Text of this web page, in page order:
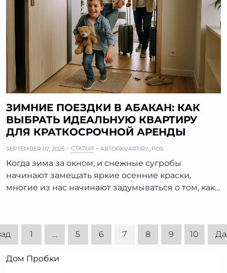
ЗИМНИЕ ПОЕЗДКИ В АБАКАН: КАК
ВЫБРАТЬ ИДЕАЛЬНУЮ КВАРТИРУ
ДЛЯ КРАТКОСРОЧНОЙ АРЕНДЫ
SEPTEMBER 02, 2025 СТАТЬИ АВТОРKVARTIRY_POS
Когда зима за окном, и снежные сугробы
начинают замещать яркие осенние краски,
многие из нас начинают задумываться о том, как…
1 … 5 6 7 8 9 10
Дом Пробки